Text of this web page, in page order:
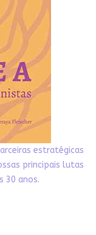
estratégicas
principais lutas
30 anos.